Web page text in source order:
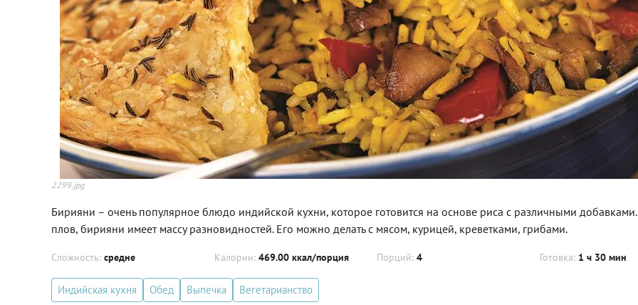
2299.jpg
Бирияни – очень популярное блюдо индийской кухни, которое готовится на основе риса с различными
плов, бирияни имеет массу разновидностей. Его можно делать с мясом, курицей, креветками, грибами.
Сложность: средне Калории: 469.00 ккал/порция Порций: 4 Готовка: 1 ч 30 мин
Индийская кухня Обед Выпечка Вегетарианство